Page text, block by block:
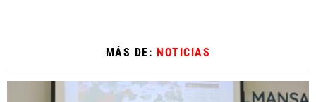
MÁS DE: NOTICIAS